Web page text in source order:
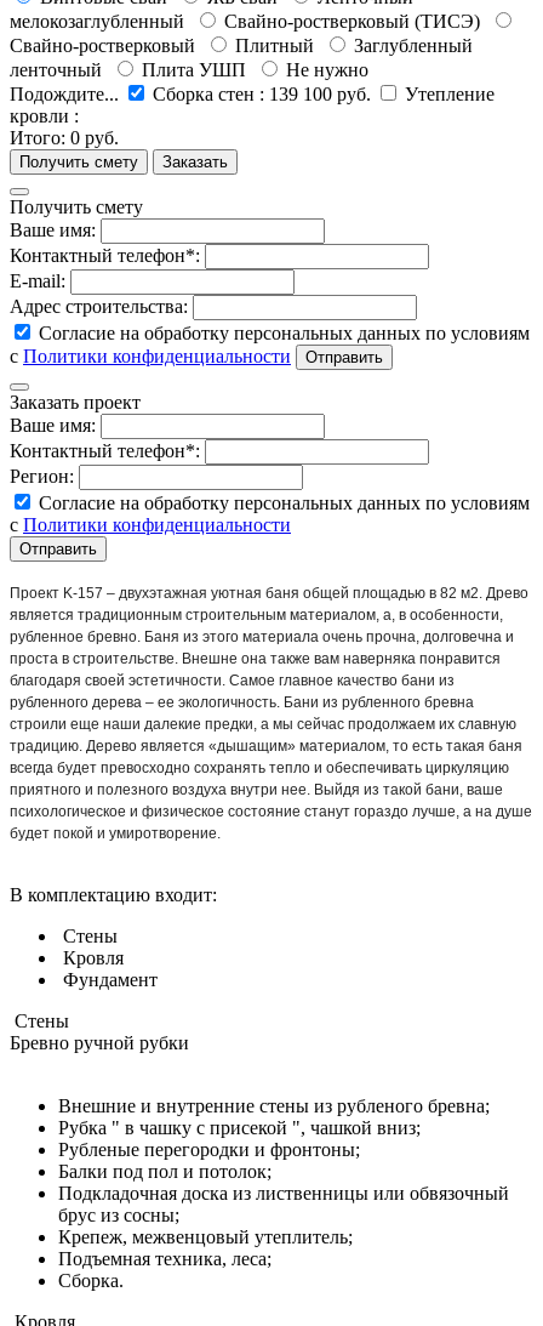
мелокозаглубленный
Свайно-ростверковый (ТИСЭ)
Свайно-ростверковый
Плитный
Заглубленный
ленточный
Плита УШП
Не нужно
Подождите...
Сборка стен : 139 100 руб.
Утепление
кровли :
Итого: 0 руб.
Получить смету
Ваше имя:
Контактный телефон*:
E-mail:
Адрес строительства:
Согласие на обработку персональных данных по условиям
с Политики конфиденциальности
Заказать проект
Ваше имя:
Контактный телефон*:
Регион:
Согласие на обработку персональных данных по условиям
с Политики конфиденциальности
Проект K-157 – двухэтажная уютная баня общей площадью в 82 м2. Древо
является традиционным строительным материалом, а, в особенности,
рубленное бревно. Баня из этого материала очень прочна, долговечна и
проста в строительстве. Внешне она также вам наверняка понравится
благодаря своей эстетичности. Самое главное качество бани из
рубленного дерева – ее экологичность. Бани из рубленного бревна
строили еще наши далекие предки, а мы сейчас продолжаем их славную
традицию. Дерево является «дышащим» материалом, то есть такая баня
всегда будет превосходно сохранять тепло и обеспечивать циркуляцию
приятного и полезного воздуха внутри нее. Выйдя из такой бани, ваше
психологическое и физическое состояние станут гораздо лучше, а на душе
будет покой и умиротворение.
В комплектацию входит:
Стены
Кровля
Фундамент
Стены
Бревно ручной рубки
Внешние и внутренние стены из рубленого бревна;
Рубка " в чашку с присекой ", чашкой вниз;
Рубленые перегородки и фронтоны;
Балки под пол и потолок;
Подкладочная доска из лиственницы или обвязочный
брус из сосны;
Крепеж, межвенцовый утеплитель;
Подъемная техника, леса;
Сборка.
Кровля